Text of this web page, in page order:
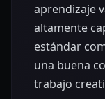
aprendizaje
altamente
estándar
una buena
trabajo